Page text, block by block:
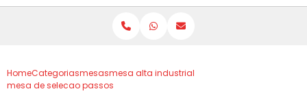
HomeCategoriasmesasmesa alta industrial
mesa de selecao passos